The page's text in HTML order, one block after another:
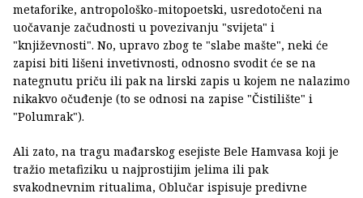
metaforike, antropološko-mitopoetski, usredotočeni na
uočavanje začudnosti u povezivanju "svijeta" i
"književnosti". No, upravo zbog te "slabe mašte", neki će
zapisi biti lišeni invetivnosti, odnosno svodit će se na
nategnutu priču ili pak na lirski zapis u kojem ne nalazimo
nikakvo očuđenje (to se odnosi na zapise "Čistilište" i
"Polumrak").
Ali zato, na tragu mađarskog esejiste Bele Hamvasa koji je
tražio metafiziku u najprostijim jelima ili pak
svakodnevnim ritualima, Oblučar ispisuje predivne